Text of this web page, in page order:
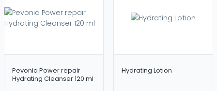
Kampanj
Outlet
Professionella produkter
För områden
Dokument
Prislistor
Pevonia Power repair
Hydrating Cleanser 120 ml
Hydrating Lotion